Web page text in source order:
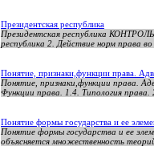
Президентская республика
Президентская республика
республика 2. Действие норм права
Понятие, признаки,функции права.
Понятие, признаки,функции права.
Функции права. 1.4. Типология
Понятие формы государства и ее
Понятие формы государства и ее
объясняется множественность